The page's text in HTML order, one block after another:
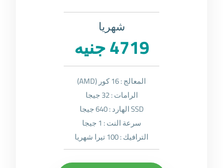
شهريا
4719 جنيه
المعالج : 16 كور (AMD)
الرامات : 32 جيجا
SSD الهارد : 640 جيجا
سرعة النت : 1 جيجا
الترافيك : 100 تيرا شهريا